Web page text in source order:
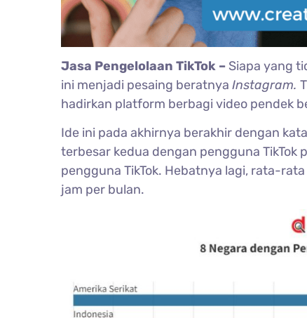
Jasa Pengelolaan TikTok – Siapa yang
ini menjadi pesaing beratnya Instagram.
hadirkan platform berbagi video pendek
Ide ini pada akhirnya berakhir dengan
terbesar kedua dengan pengguna TikTok
pengguna TikTok. Hebatnya lagi, rata-
jam per bulan.